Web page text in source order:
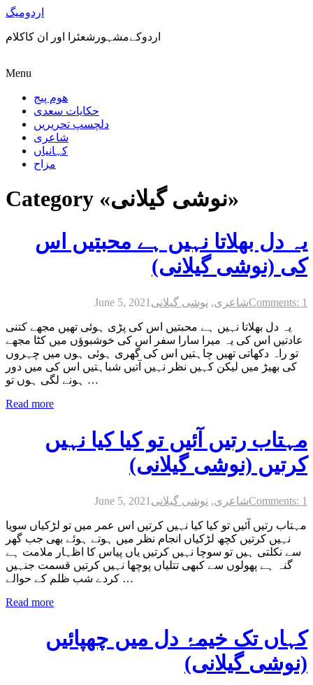
اردومیگ
اردوکےمشہورشعئرا اور ان کاکلام
Menu
ھوم پیج
حکایات سعدی
دلچسپ تحریریں
شاعری
کہانیاں
مزاح
Category «نوشی گیلانی»
یہ دل بھلاتا نہیں ہے محبتیں اس
کی (نوشی گیلانی)
June 5, 2021 شاعری, نوشی گیلانی Comments: 1
یہ دل بھلاتا نہیں ہے محبتیں اس کی پڑی ہوئی تھیں مجھے کتنی
عادتیں اس کی یہ میرا سارا سفر اس کی خوشبوؤں میں کٹا مجھے
تو راہ دکھاتی تھیں چاہتیں اس کی گھری ہوئی ہوں میں چہروں
کی بھیڑ میں لیکن کہیں نظر نہیں آتیں شباہتیں اس کی میں دور
ہونے لگی ہوں تو …
Read more
مہتاب رتیں آئیں تو کیا کیا نہیں
کرتیں (نوشی گیلانی)
June 5, 2021 شاعری, نوشی گیلانی Comments: 1
مہتاب رتیں آئیں تو کیا کیا نہیں کرتیں اس عمر میں تو لڑکیاں سویا
نہیں کرتیں کچھ لڑکیاں انجام نظر میں ہوتے ہوئے بھی جب گھر
سے نکلتی ہیں تو سوچا نہیں کرتیں یاں پیاس کا اظہار ملامت ہے
گنہ ہے پھولوں سے کبھی تتلیاں پوچھا نہیں کرتیں قسمت جنہیں
کردے شب ظلم کے حوالے …
Read more
کہاں تک خیمۂ دل میں چھپائیں
(نوشی گیلانی)